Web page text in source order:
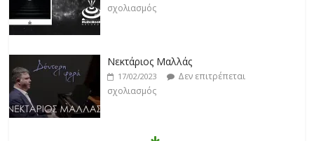
σχολιασμός
George P. Lemos feat. Ασπασία Λαιμού
17/02/2023
Δεν επιτρέπεται
σχολιασμός